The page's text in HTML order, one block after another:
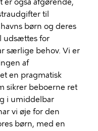
også afgørende,
til
børn og deres
udsættes for
særlige behov. Vi er
af
en pragmatisk
sikrer beboerne ret
i umiddelbar
vi øje for den
børn, med en